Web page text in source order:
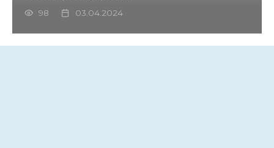
98 03.04.2024